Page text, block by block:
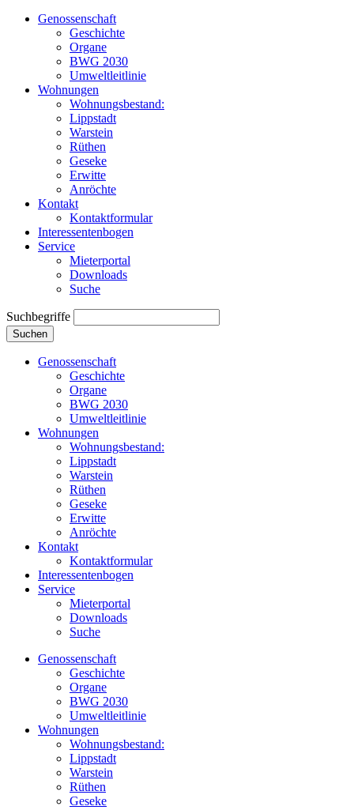
Genossenschaft
Geschichte
Organe
BWG 2030
Umweltleitlinie
Wohnungen
Wohnungsbestand:
Lippstadt
Warstein
Rüthen
Geseke
Erwitte
Anröchte
Kontakt
Kontaktformular
Interessentenbogen
Service
Mieterportal
Downloads
Suche
Suchbegriffe
Suchen
Genossenschaft
Geschichte
Organe
BWG 2030
Umweltleitlinie
Wohnungen
Wohnungsbestand:
Lippstadt
Warstein
Rüthen
Geseke
Erwitte
Anröchte
Kontakt
Kontaktformular
Interessentenbogen
Service
Mieterportal
Downloads
Suche
Genossenschaft
Geschichte
Organe
BWG 2030
Umweltleitlinie
Wohnungen
Wohnungsbestand:
Lippstadt
Warstein
Rüthen
Geseke